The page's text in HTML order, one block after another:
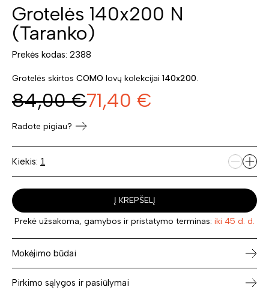
Grotelės 140x200 N
(Taranko)
Prekės kodas: 2388
Grotelės skirtos COMO lovų kolekcijai 140x200.
84,00 €71,40 €
Radote pigiau?
Kiekis:
Į KREPŠELĮ
Prekė užsakoma, gamybos ir pristatymo terminas: iki 45 d. d.
Mokėjimo būdai
Pirkimo sąlygos ir pasiūlymai